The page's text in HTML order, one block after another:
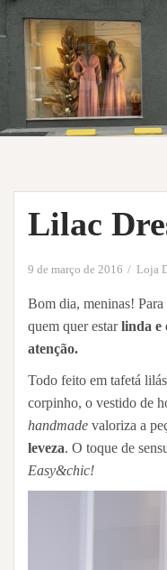
Lilac
9 de março de 2016 Loja
Bom dia, meninas!
quem quer estarlinda e
atenção.
Todo feito em tafetá
corpinho, o vestido de
handmade valoriza a
leveza. O toque de
Easy&chic!